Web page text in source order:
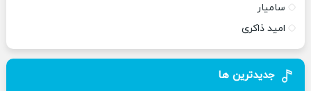
سامیار
امید ذاکری
جدیدترین ها